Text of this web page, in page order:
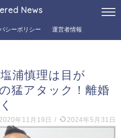
News
シーポリシー 運営者情報
浦慎理は目が
猛アタック！離婚
2020年11月19日 / 2024年5月31日